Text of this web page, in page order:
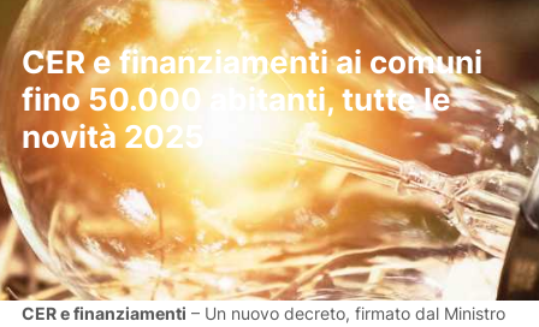
CER e finanziamenti ai comuni
fino 50.000 abitanti, tutte le
novità 2025
CER e finanziamenti – Un nuovo decreto, firmato dal Ministro